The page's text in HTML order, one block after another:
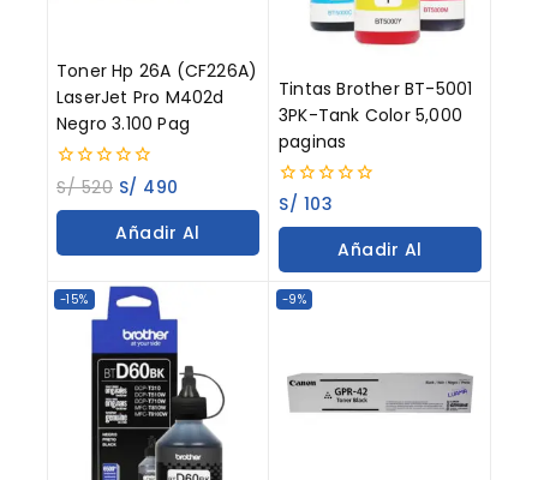
Toner Hp 26A (CF226A)
LaserJet Pro M402d
Negro 3.100 Pag
0
out
of
S/520 S/ 490
Añadir Al
Tintas Brother BT-5001
3PK-Tank Color 5,000
paginas
0
out
of
S/ 103
Añadir Al
-15% -9%